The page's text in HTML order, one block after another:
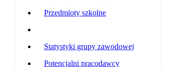
Przedmioty szkolne
Statystyki grupy zawodowej
Potencjalni pracodawcy